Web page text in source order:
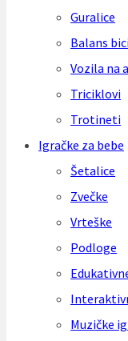
Guralice
Balans
Vozila na
Triciklovi
Trotineti
Igračke za bebe
Šetalice
Zvečke
Vrteške
Podloge
Muzičke